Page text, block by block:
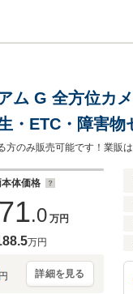
ム G 全方位カ
・ETC・障害
ーター・クル
体価格
.0 万円
万円
円 詳細を見る